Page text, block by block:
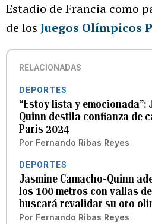
Estadio de Francia como
de los Juegos Olímpicos
RELACIONADAS
DEPORTES
“Estoy lista y emocionada”:
Quinn destila confianza de
París 2024
Por Fernando Ribas Reyes
DEPORTES
Jasmine Camacho-Quinn
los 100 metros con vallas
buscará revalidar su oro
Por Fernando Ribas Reyes